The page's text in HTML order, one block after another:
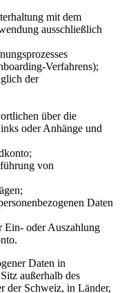
mit dem
ausschließlich
Verfahrens);
der
über die
oder Anhänge und
von
Daten
Ein- oder Auszahlung
Daten in
außerhalb des
der Schweiz, in Länder,